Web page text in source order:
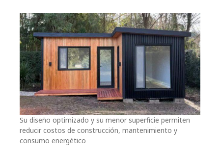
Su diseño optimizado y su menor superficie permiten
reducir costos de construcción, mantenimiento y
consumo energético